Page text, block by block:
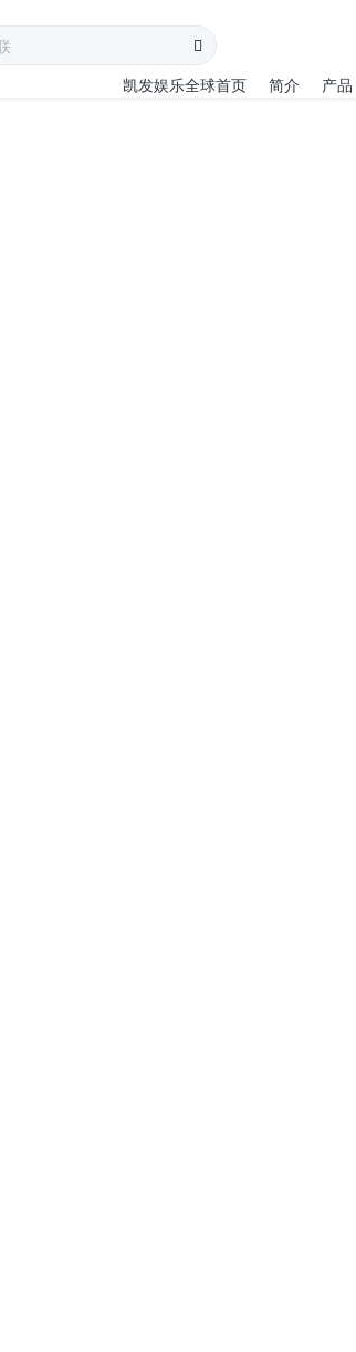
凯发娱乐全球首页 简介 产品